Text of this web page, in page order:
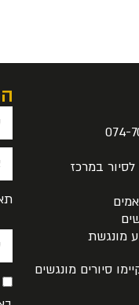
במרכז
מונגשת
סיורים מונגשים